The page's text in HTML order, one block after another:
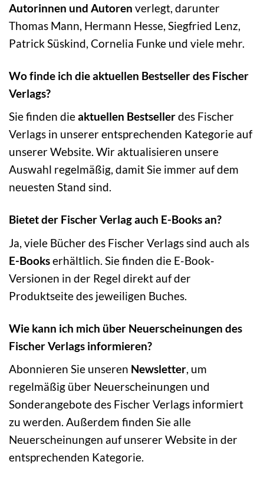
Autorinnen und Autoren verlegt, darunter
Thomas Mann, Hermann Hesse, Siegfried Lenz,
Patrick Süskind, Cornelia Funke und viele mehr.
Wo finde ich die aktuellen Bestseller des Fischer
Verlags?
Sie finden dieaktuellen Bestsellerdes Fischer
Verlags in unserer entsprechenden Kategorie auf
unserer Website. Wir aktualisieren unsere
Auswahl regelmäßig, damit Sie immer auf dem
neuesten Stand sind.
Bietet der Fischer Verlag auch E-Books an?
Ja, viele Bücher des Fischer Verlags sind auch als
E-Bookserhältlich. Sie finden die E-Book-
Versionen in der Regel direkt auf der
Produktseite des jeweiligen Buches.
Wie kann ich mich über Neuerscheinungen des
Fischer Verlags informieren?
Abonnieren Sie unseren Newsletter, um
regelmäßig über Neuerscheinungen und
Sonderangebote des Fischer Verlags informiert
zu werden. Außerdem finden Sie alle
Neuerscheinungen auf unserer Website in der
entsprechenden Kategorie.